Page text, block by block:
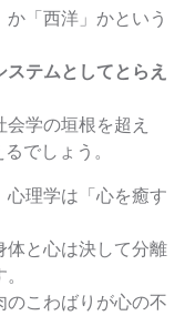
「西洋」かという
テムとしてとらえ
学の垣根を超え
でしょう。
理学は「心を癒す
体と心は決して分離
こわばりが心の不